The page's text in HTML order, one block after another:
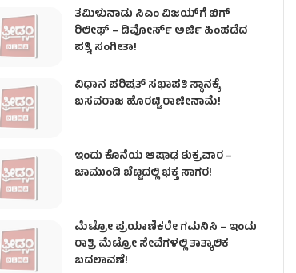
ತಮಿಳುನಾಡು ಸಿಎಂ ವಿಜಯ್‌ಗೆ ಬಿಗ್
ರಿಲೀಫ್ – ಡಿವೋರ್ಸ್ ಅರ್ಜಿ ಹಿಂಪಡೆದ
ಪತ್ನಿ ಸಂಗೀತಾ!
ವಿಧಾನ ಪರಿಷತ್ ಸಭಾಪತಿ ಸ್ಥಾನಕ್ಕೆ
ಬಸವರಾಜ ಹೊರಟ್ಟಿ ರಾಜೀನಾಮೆ!
ಇಂದು ಕೊನೆಯ ಆಷಾಢ ಶುಕ್ರವಾರ –
ಚಾಮುಂಡಿ ಬೆಟ್ಟದಲ್ಲಿ ಭಕ್ತ ಸಾಗರ!
ಮೆಟ್ರೋ ಪ್ರಯಾಣಿಕರೇ ಗಮನಿಸಿ – ಇಂದು
ರಾತ್ರಿ ಮೆಟ್ರೋ ಸೇವೆಗಳಲ್ಲಿ ತಾತ್ಕಾಲಿಕ
ಬದಲಾವಣೆ!